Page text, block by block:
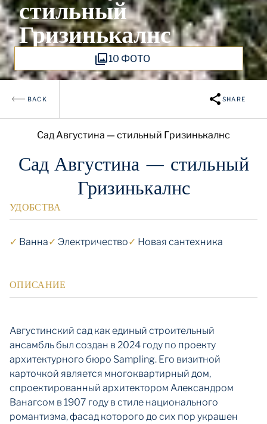
стильный
Гризинькалнс
10 ФОТО
BACK SHARE
Сад Августина — стильный Гризинькалнс
Сад Августина — стильный
Гризинькалнс
УДОБСТВА
✓ Ванна✓ Электричество✓ Новая сантехника
ОПИСАНИЕ
Августинский сад как единый строительный
ансамбль был создан в 2024 году по проекту
архитектурного бюро Sampling. Его визитной
карточкой является многоквартирный дом,
спроектированный архитектором Александром
Ванагсом в 1907 году в стиле национального
романтизма, фасад которого до сих пор украшен